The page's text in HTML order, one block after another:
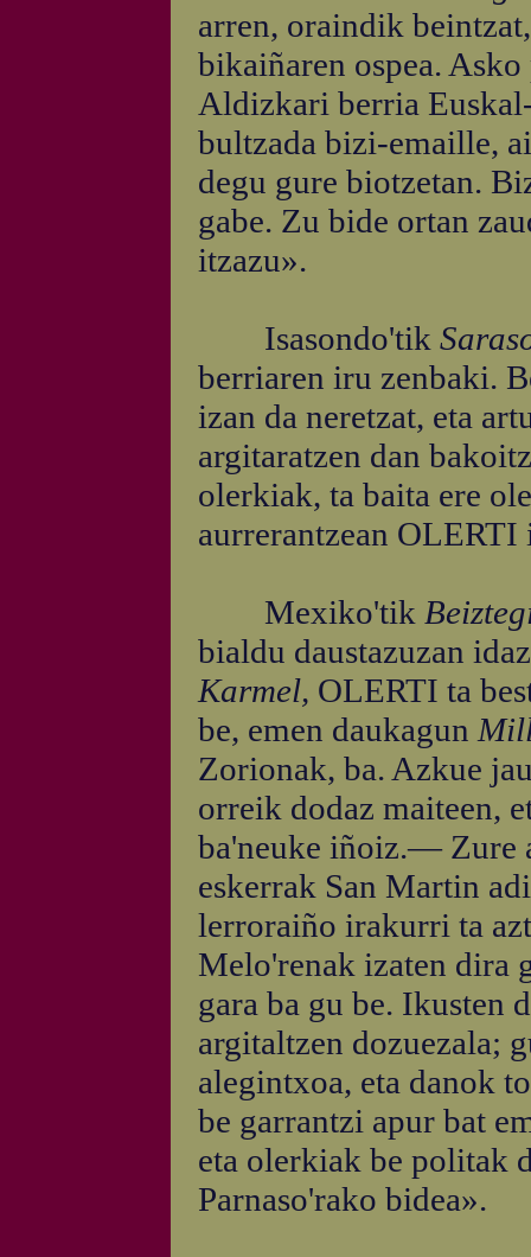
arren, oraindik
bikaiñaren ospea.
Aldizkari berria
bultzada bizi-emaille,
degu gure biotzetan.
gabe. Zu bide ortan
itzazu».
Isasondo'tik
berriaren iru zenbaki.
izan da neretzat, eta
argitaratzen dan
olerkiak, ta baita ere
aurrerantzean
Mexiko'tik
bialdu daustazuzan
Karmel, OLERTI ta
be, emen daukagun
Zorionak, ba. Azkue
orreik dodaz maiteen,
ba'neuke iñoiz.— Zure
eskerrak San Martin
lerroraiño irakurri ta
Melo'renak izaten dira
gara ba gu be. Ikusten
argitaltzen dozuezala;
alegintxoa, eta danok
be garrantzi apur bat
eta olerkiak be politak
Parnaso'rako bidea».